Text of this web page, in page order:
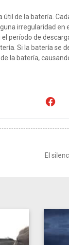
de la batería.
irregularidad en
período de
Si la batería se
la batería,
El